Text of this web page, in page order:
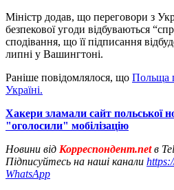
Міністр додав, що переговори з
безпекової угоди відбуваються
сподівання, що її підписання
липні у Вашингтоні.
Раніше повідомлялося, що Польща
Україні.
Хакери зламали сайт польської
"оголосили" мобілізацію
Новини від Корреспондент.netв
Підписуйтесь на наші канали
WhatsApp